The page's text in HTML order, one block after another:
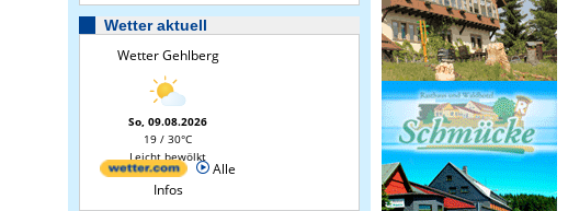
Wetter aktuell
Wetter Gehlberg
So, 09.08.2026
19 / 30°C
Leicht bewölkt
Alle
Infos